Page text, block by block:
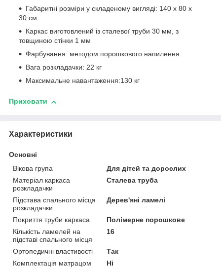
Габаритні розміри у складеному вигляді: 140 х 80 х
30 см.
Каркас виготовлений із сталевої труби 30 мм, з
товщиною стінки 1 мм
Фарбування: методом порошкового напилення.
Вага розкладачки: 22 кг
Максимальне навантаження:130 кг
Приховати
Характеристики
Основні
Вікова група
Для дітей та дорослих
Матеріал каркаса
розкладачки
Сталева труба
Підстава спального місця
розкладачки
Дерев'яні ламелі
Покриття труби каркаса
Полімерне порошкове
Кількість ламелей на
підставі спального місця
16
Ортопедичні властивості
Так
Комплектація матрацом
Ні